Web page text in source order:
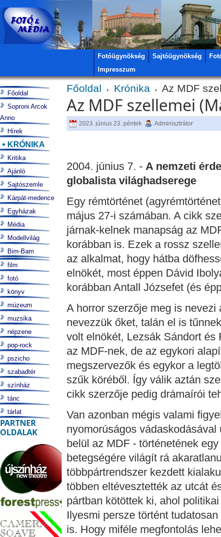
Fotóügynökség Sajtóügynökség
Impresszum
Főoldal Krónika Az MDF
Az MDF szellemei
2023. június 23. péntek Adminisztrátor
2004. június 7. - A nemzeti
globalista világhadserege
Egy rémtörténet
május 27-i számában. A cikk
járnak-kelnek manapság az
korábban is. Ezek a rossz
az alkalmat, hogy hátba
elnökét, most éppen Dávid
korábban Antall Józsefet (és
A horror szerzője meg is
nevezzük őket, talán el is
volt elnökét, Lezsák Sándort
az MDF-nek, de az egykori
megszervezők és egykor a
szűk köréből. Így válik aztán
cikk szerzője pedig drámaírói
Van azonban mégis valami
nyomorúságos
belül az MDF - történetének
betegségére világít rá
többpártrendszer kezdett
többen eltévesztették az utcát
pártban kötöttek ki, ahol
Ilyesmi persze történt
is. Hogy miféle megfontolás
Főoldal
Soproni Arcok
Anno
Hírek
KRÓNIKA
Kritika
Ajánló
Sajtószemle
Kárpát-medence
Egyházak
Média
Modellvilág
Bim-Bam
film
fotó
könyv
múzeum
muzsika
népzene
pop-rock
pszicho
szabadtér
színház
tánc
tárlat
PARTNER
OLDALAK